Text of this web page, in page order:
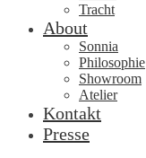
Tracht
About
Sonnia
Philosophie
Showroom
Atelier
Kontakt
Presse